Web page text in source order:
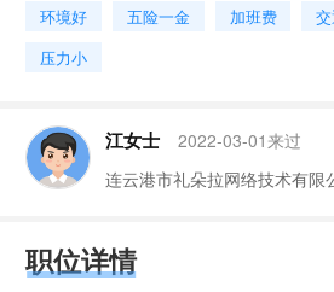
环境好 五险一金 加班费
压力小
江女士
2022-03-01来过
连云港市礼朵拉网络技术有限
职位详情